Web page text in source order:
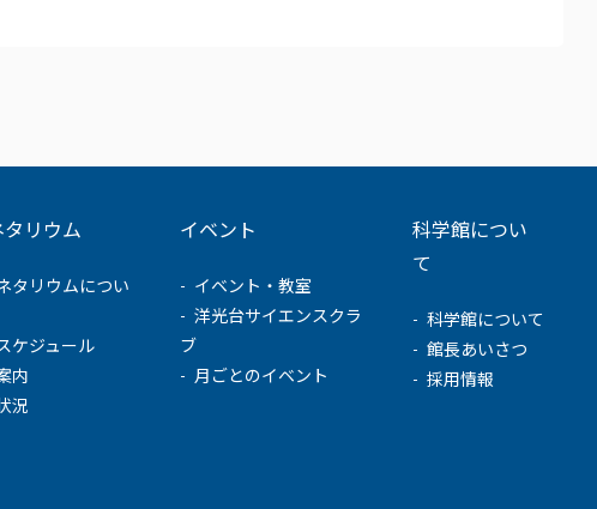
タリウム
タリウムについ
ケジュール
内
況
イベント
イベント・教室
洋光台サイエンスクラ
ブ
月ごとのイベント
科学館につい
て
科学館について
館長あいさつ
採用情報